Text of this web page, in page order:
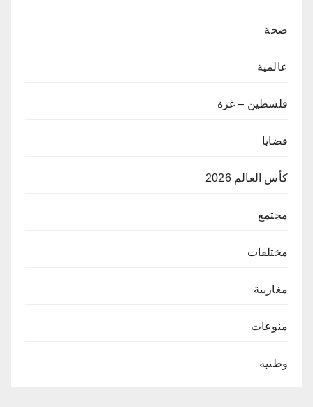
صحة
عالمية
فلسطين – غزة
قضايا
كأس العالم 2026
مجتمع
مختلفات
مغاربية
منوعات
وطنية